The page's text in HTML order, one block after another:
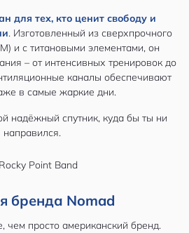
для тех, кто ценит свободу и
. Изготовленный из сверхпрочного
и с титановыми элементами, он
– от интенсивных тренировок до
каналы обеспечивают
в самые жаркие дни.
надёжный спутник, куда бы ты ни
направился.
бренда Nomad
чем просто американский бренд.